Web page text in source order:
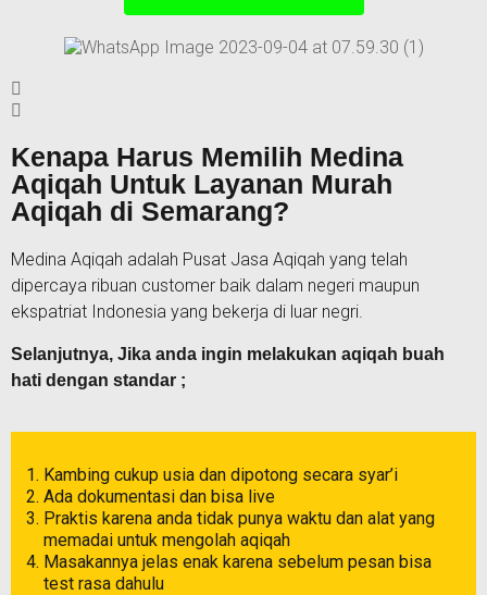
Kenapa Harus Memilih Medina
Aqiqah Untuk Layanan Murah
Aqiqah di Semarang?
Medina Aqiqah adalah Pusat Jasa Aqiqah yang telah
dipercaya ribuan customer baik dalam negeri maupun
ekspatriat Indonesia yang bekerja di luar negri.
Selanjutnya, Jika anda ingin melakukan aqiqah buah
hati dengan standar ;
Kambing cukup usia dan dipotong secara syar’i
Ada dokumentasi dan bisa live
Praktis karena anda tidak punya waktu dan alat yang
memadai untuk mengolah aqiqah
Masakannya jelas enak karena sebelum pesan bisa
test rasa dahulu